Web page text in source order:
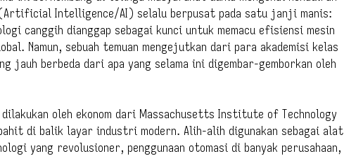
(Artificial Intelligence/AI) selalu berpusat pada satu janji manis:
canggih dianggap sebagai kunci untuk memacu efisiensi mesin
Namun, sebuah temuan mengejutkan dari para akademisi kelas
jauh berbeda dari apa yang selama ini digembar-gemborkan oleh
dilakukan oleh ekonom dari Massachusetts Institute of Technology
di balik layar industri modern. Alih-alih digunakan sebagai alat
yang revolusioner, penggunaan otomasi di banyak perusahaan,